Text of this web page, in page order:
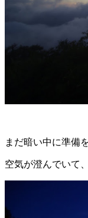
まだ暗い中に準備
空気が澄んでいて